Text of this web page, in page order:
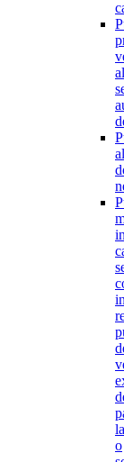
in
in
la
o